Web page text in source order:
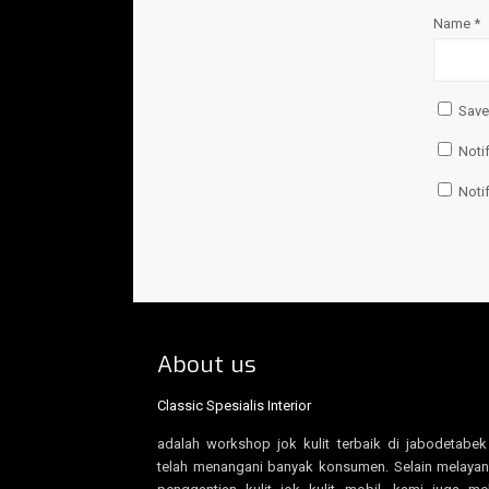
Name *
About us
Classic Spesialis Interior
adalah workshop jok kulit terbaik di
telah menangani banyak konsumen. Selain